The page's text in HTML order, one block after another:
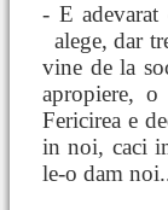
- E
alege, dar
vine de la
apropiere,
Fericirea e
in noi, caci
le-o dam